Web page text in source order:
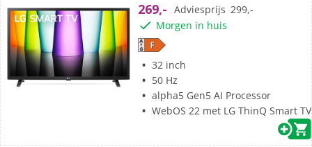
5
sterren.
8
beoordelingen
269,- Adviesprijs 299,-
Morgen in huis
32 inch
50 Hz
alpha5 Gen5 AI Processor
WebOS 22 met LG ThinQ Smart TV